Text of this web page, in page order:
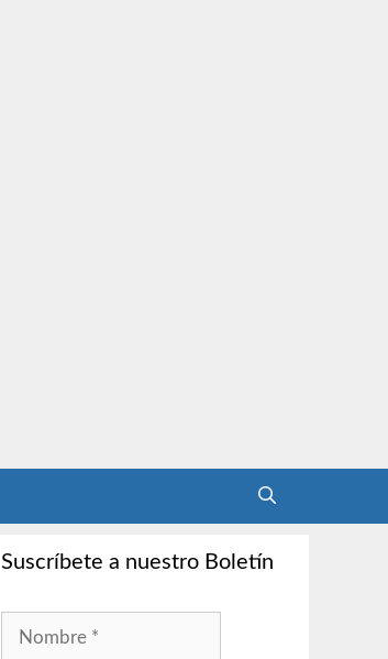
Suscríbete a nuestro Boletín